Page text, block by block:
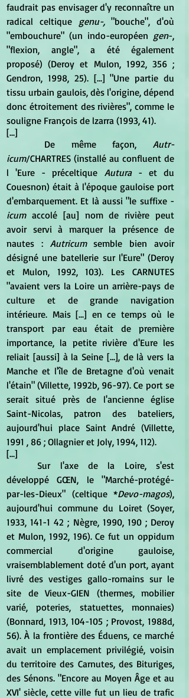
faudrait pas envisager d'y reconnaître un
radical celtique genu-, "bouche", d'où
"embouchure" (un indo-européen gen-,
"flexion, angle", a été également
proposé) (Deroy et Mulon, 1992, 356 ;
Gendron, 1998, 25). [...] "Une partie du
tissu urbain gaulois, dès l'origine, dépend
donc étroitement des rivières", comme le
souligne François de lzarra (1993, 41).
[...]
	De même façon,
Autr-
icum/CHARTRES (installé au confluent de
l 'Eure - préceltique Autura - et du
Couesnon) était à l'époque gauloise port
d'embarquement. Et là aussi "le suffixe -
icum accolé [au] nom de rivière peut
avoir servi à marquer la présence de
nautes : Autricum semble bien avoir
désigné une batellerie sur l'Eure" (Deroy
et Mulon, 1992, 103). Les CARNUTES
"avaient vers la Loire un arrière-pays de
culture et de grande navigation
intérieure. Mais [...] en ce temps où le
transport par eau était de première
importance, la petite rivière d'Eure les
reliait [aussi] à la Seine [...], de là vers la
Manche et l'île de Bretagne d'où venait
l'étain" (Villette, 1992b, 96-97). Ce port se
serait situé près de l'ancienne église
Saint-Nicolas, patron des bateliers,
aujourd'hui place Saint André (Villette,
1991 , 86 ; Ollagnier et Joly, 1994, 112).
[...]
développé GŒN, le "Marché-protégé-
par-les-Dieux" (celtique *Devo-magos),
aujourd'hui commune du Loiret (Soyer,
1933, 141-1 42 ; Nègre, 1990, 190 ; Deroy
et Mulon, 1992, 196). Ce fut un oppidum
commercial d'origine gauloise,
vraisemblablement doté d'un port, ayant
livré des vestiges gallo-romains sur le
site de Vieux-GIEN (thermes, mobilier
varié, poteries, statuettes, monnaies)
(Bonnard, 1913, 104-105 ; Provost, 1988d,
56). À la frontière des Éduens, ce marché
avait un emplacement privilégié, voisin
du territoire des Carnutes, des Bituriges,
des Sénons. "Encore au Moyen Âge et au
XVI' siècle, cette ville fut un lieu de trafic